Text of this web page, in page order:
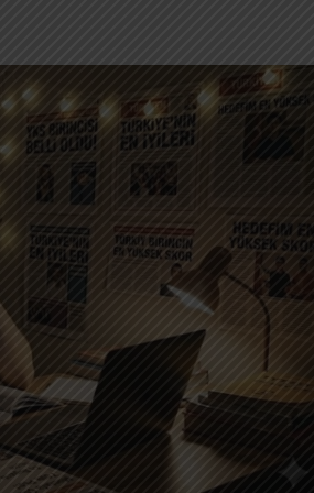
ekonomisi değildir. Dikkat
satın alan sistemlerdir.
Gerçekte ödediğimiz
hayatımızın geri gelmeyecek
bir ihtimal vaat eder. Belki biraz
Belki daha fazla beğeni… Belki
beyninin ödül sistemini
bir beklenti yaratır. Bu yüzden
belirli bir bilgi değil, bir sonraki
hiç doyurmadan sürekli
var. Her “evet”, aynı zamanda